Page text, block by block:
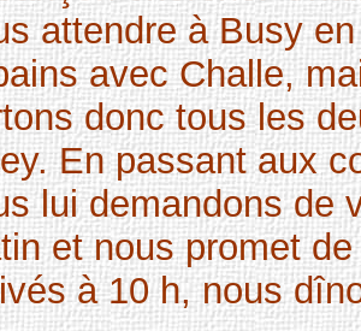
attendre à Busy
avec Challe,
donc tous les
En passant aux
lui demandons de
et nous promet
à 10 h, nous